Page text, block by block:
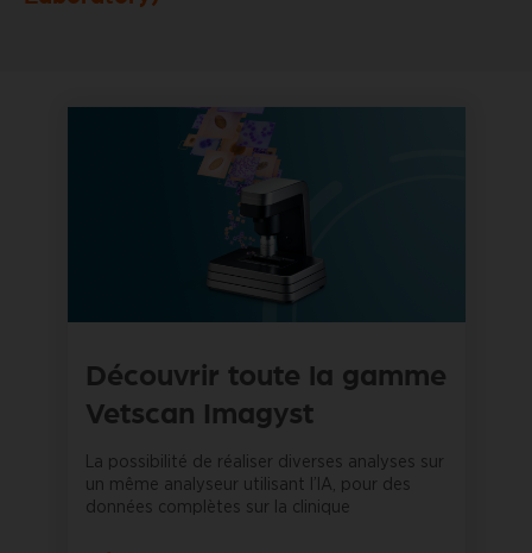
Découvrir toute la gamme
Vetscan Imagyst
La possibilité de réaliser diverses analyses sur
un même analyseur utilisant l’IA, pour des
données complètes sur la clinique